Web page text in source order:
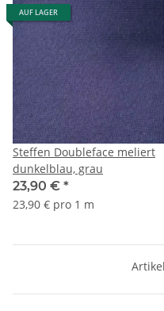
AUF LAGER
Steffen Doubleface meliert
dunkelblau, grau
23,90 € *
23,90 € pro 1 m